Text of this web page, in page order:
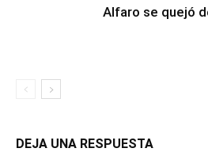
Alfaro se quejó
DEJA UNA RESPUESTA